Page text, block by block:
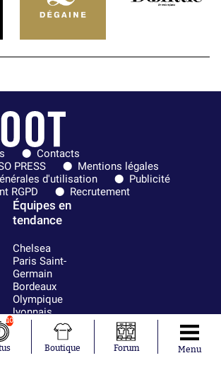
Contacts
PRESS
Mentions légales
d'utilisation
Publicité
RGPD
Recrutement
Équipes en
tendance
Chelsea
Paris Saint-
Germain
Bordeaux
Olympique
lyonnais
FIFA
Real Madrid
RC Strasbourg
10
Boutique Forum Menu